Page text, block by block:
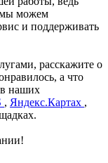
мы можем
и поддерживать
расскажите о
а что
наших
, Яндекс.Картах ,